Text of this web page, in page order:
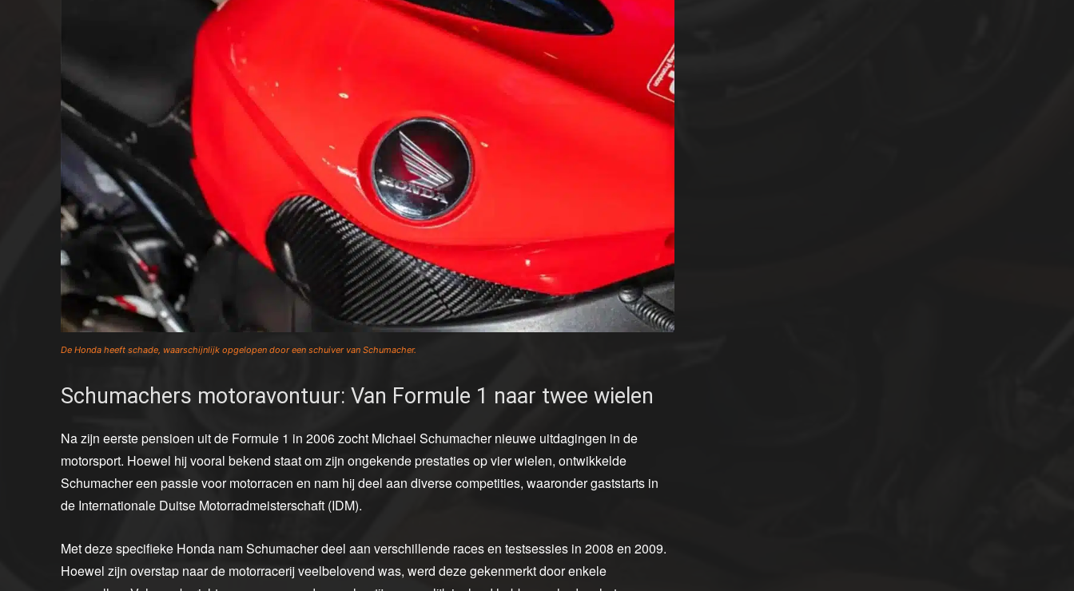
De Honda heeft schade, waarschijnlijk opgelopen door een schuiver van Schumacher.
Schumachers motoravontuur: Van Formule 1 naar twee wielen
Na zijn eerste pensioen uit de Formule 1 in 2006 zocht Michael Schumacher nieuwe uitdagingen in de
motorsport. Hoewel hij vooral bekend staat om zijn ongekende prestaties op vier wielen, ontwikkelde
Schumacher een passie voor motorracen en nam hij deel aan diverse competities, waaronder gaststarts in
de Internationale Duitse Motorradmeisterschaft (IDM).
Met deze specifieke Honda nam Schumacher deel aan verschillende races en testsessies in 2008 en 2009.
Hoewel zijn overstap naar de motorracerij veelbelovend was, werd deze gekenmerkt door enkele